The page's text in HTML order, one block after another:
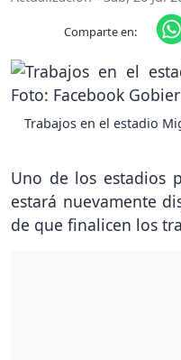
Comparte en:
Trabajos en el estadio
Uno de los estadios
estará nuevamente
de que finalicen los